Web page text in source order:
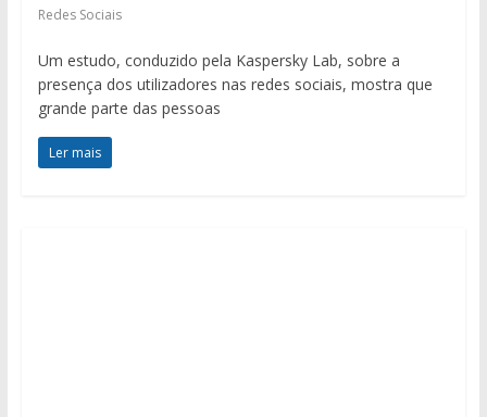
Redes Sociais
Um estudo, conduzido pela Kaspersky Lab, sobre a
presença dos utilizadores nas redes sociais, mostra que
grande parte das pessoas
Ler mais